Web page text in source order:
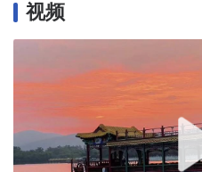
视频